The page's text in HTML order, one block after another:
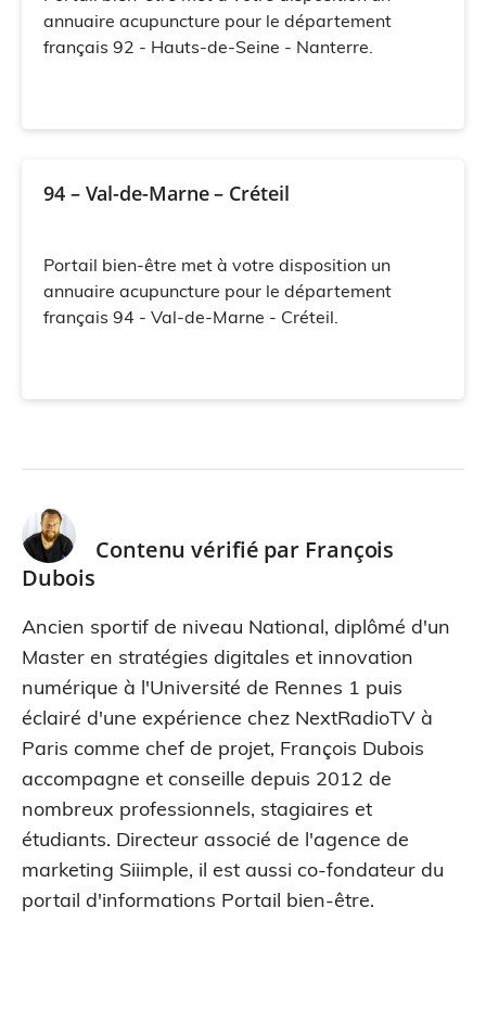
annuaire acupuncture pour le département
français 92 - Hauts-de-Seine - Nanterre.
94 – Val-de-Marne – Créteil
Portail bien-être met à votre disposition un
annuaire acupuncture pour le département
français 94 - Val-de-Marne - Créteil.
Contenu vérifié par François
Dubois
Ancien sportif de niveau National, diplômé d'un
Master en stratégies digitales et innovation
numérique à l'Université de Rennes 1 puis
éclairé d'une expérience chez NextRadioTV à
Paris comme chef de projet, François Dubois
accompagne et conseille depuis 2012 de
nombreux professionnels, stagiaires et
étudiants. Directeur associé de l'agence de
marketing Siiimple, il est aussi co-fondateur du
portail d'informations Portail bien-être.